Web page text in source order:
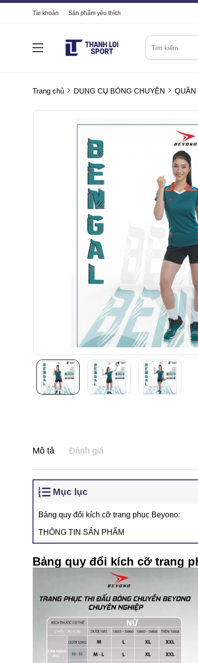
Tài khoản Sản phẩm yêu thích
Trang chủ DỤNG CỤ BÓNG CHUYỀN QUẦN
Mô tả Đánh giá
Mục lục
Bảng quy đổi kích cỡ trang phục Beyono:
THÔNG TIN SẢN PHẨM
Bảng quy đổi kích cỡ trang